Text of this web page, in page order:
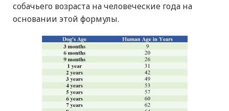
собачьего возраста на человеческие года на
основании этой формулы.